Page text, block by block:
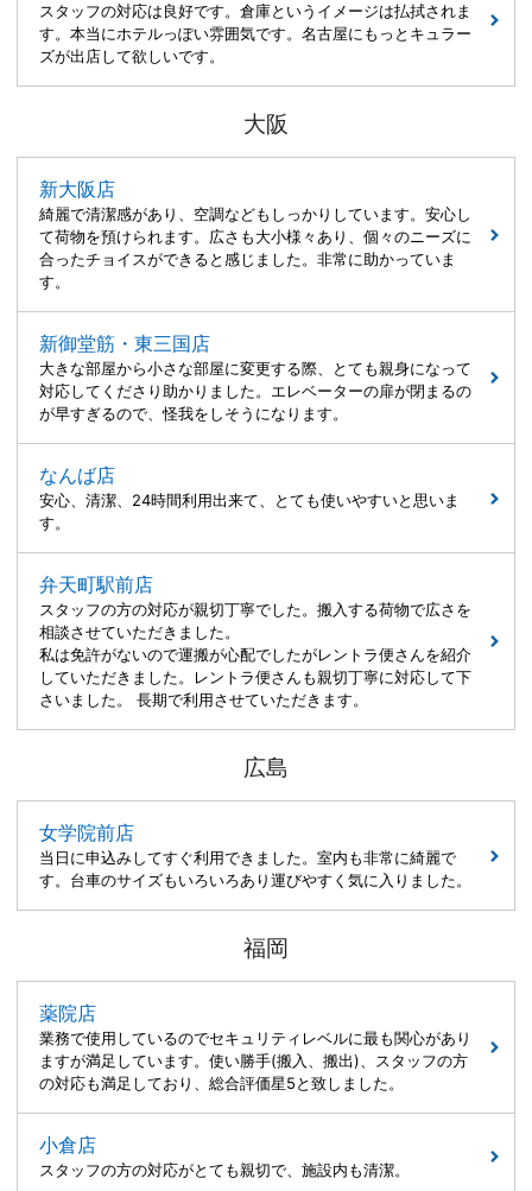
スタッフの対応は良好です。倉庫というイメージは払拭されま
す。本当にホテルっぽい雰囲気です。名古屋にもっとキュラー
ズが出店して欲しいです。
大阪
新大阪店
綺麗で清潔感があり、空調などもしっかりしています。安心し
て荷物を預けられます。広さも大小様々あり、個々のニーズに
合ったチョイスができると感じました。非常に助かっていま
す。
新御堂筋・東三国店
大きな部屋から小さな部屋に変更する際、とても親身になって
対応してくださり助かりました。エレベーターの扉が閉まるの
が早すぎるので、怪我をしそうになります。
なんば店
安心、清潔、24時間利用出来て、とても使いやすいと思いま
す。
弁天町駅前店
スタッフの方の対応が親切丁寧でした。搬入する荷物で広さを
相談させていただきました。
私は免許がないので運搬が心配でしたがレントラ便さんを紹介
していただきました。レントラ便さんも親切丁寧に対応して下
さいました。 長期で利用させていただきます。
広島
女学院前店
当日に申込みしてすぐ利用できました。室内も非常に綺麗で
す。台車のサイズもいろいろあり運びやすく気に入りました。
福岡
薬院店
業務で使用しているのでセキュリティレベルに最も関心があり
ますが満足しています。使い勝手(搬入、搬出)、スタッフの方
の対応も満足しており、総合評価星5と致しました。
小倉店
スタッフの方の対応がとても親切で、施設内も清潔。